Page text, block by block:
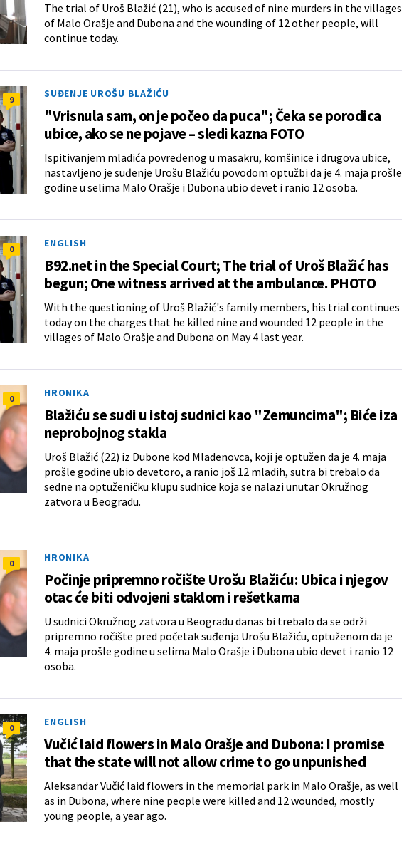
The trial of Uroš Blažić (21), who is accused of nine murders in the villages
of Malo Orašje and Dubona and the wounding of 12 other people, will
continue today.
9 SUĐENJE UROŠU BLAŽIĆU
"Vrisnula sam, on je počeo da puca"; Čeka se porodica
ubice, ako se ne pojave – sledi kazna FOTO
Ispitivanjem mladića povređenog u masakru, komšinice i drugova ubice,
nastavljeno je suđenje Urošu Blažiću povodom optužbi da je 4. maja prošle
godine u selima Malo Orašje i Dubona ubio devet i ranio 12 osoba.
0 ENGLISH
B92.net in the Special Court; The trial of Uroš Blažić has
begun; One witness arrived at the ambulance. PHOTO
With the questioning of Uroš Blažić's family members, his trial continues
today on the charges that he killed nine and wounded 12 people in the
villages of Malo Orašje and Dubona on May 4 last year.
0 HRONIKA
Blažiću se sudi u istoj sudnici kao "Zemuncima"; Biće iza
neprobojnog stakla
Uroš Blažić (22) iz Dubone kod Mladenovca, koji je optužen da je 4. maja
prošle godine ubio devetoro, a ranio još 12 mladih, sutra bi trebalo da
sedne na optuženičku klupu sudnice koja se nalazi unutar Okružnog
zatvora u Beogradu.
0 HRONIKA
Počinje pripremno ročište Urošu Blažiću: Ubica i njegov
otac će biti odvojeni staklom i rešetkama
U sudnici Okružnog zatvora u Beogradu danas bi trebalo da se održi
pripremno ročište pred početak suđenja Urošu Blažiću, optuženom da je
4. maja prošle godine u selima Malo Orašje i Dubona ubio devet i ranio 12
osoba.
0 ENGLISH
Vučić laid flowers in Malo Orašje and Dubona: I promise
that the state will not allow crime to go unpunished
Aleksandar Vučić laid flowers in the memorial park in Malo Orašje, as well
as in Dubona, where nine people were killed and 12 wounded, mostly
young people, a year ago.